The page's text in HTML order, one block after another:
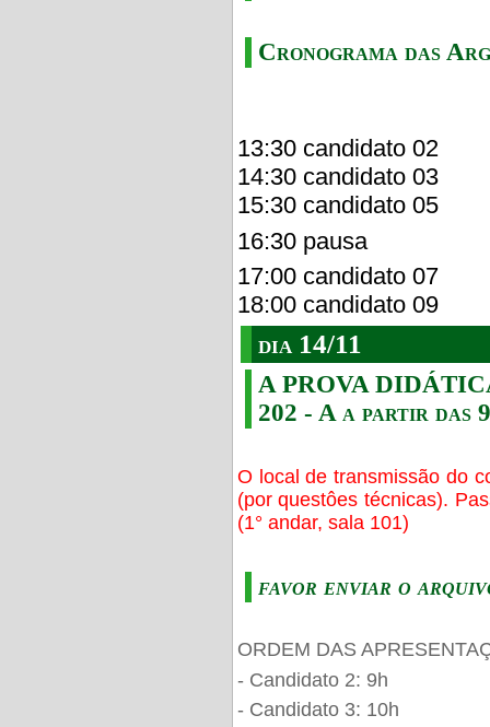
Cronograma das
13:30 candidato 02
14:30 candidato 03
15:30 candidato 05
16:30 pausa
17:00 candidato 07
18:00 candidato 09
dia 14/11
A PROVA
202 - A a partir das
O local de transmissão do
(por questôes técnicas).
(1° andar, sala 101)
favor enviar o
ORDEM DAS
- Candidato 2: 9h
- Candidato 3: 10h